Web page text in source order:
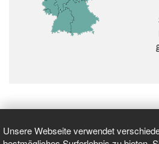
Unsere Webseite verwendet